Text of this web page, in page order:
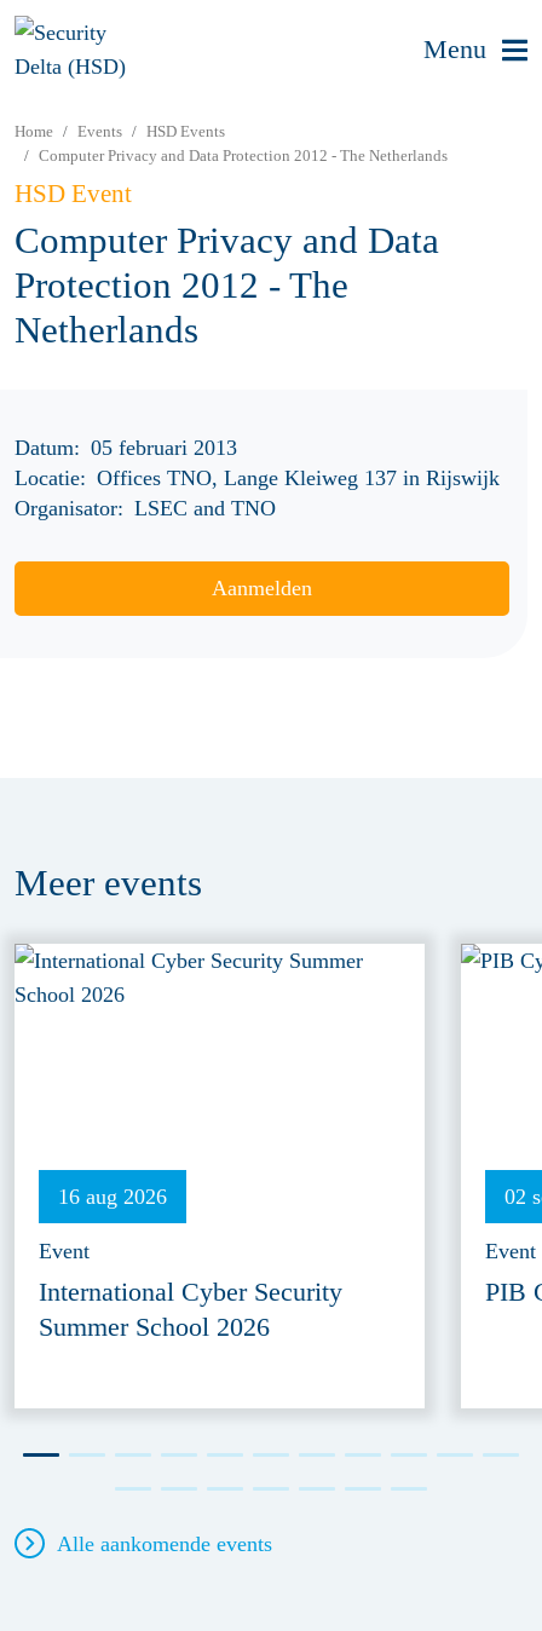
Menu
Home Events
HSD Events
Computer Privacy and Data Protection 2012 - The Netherlands
HSD Event
Computer Privacy and Data
Protection 2012 - The
Netherlands
Datum: 05 februari 2013
Locatie: Offices TNO, Lange Kleiweg 137 in Rijswijk
Organisator: LSEC and TNO
Aanmelden
Meer events
16 aug 2026
Event
International Cyber Security
Summer School 2026
02
Event
PIB
Alle aankomende events